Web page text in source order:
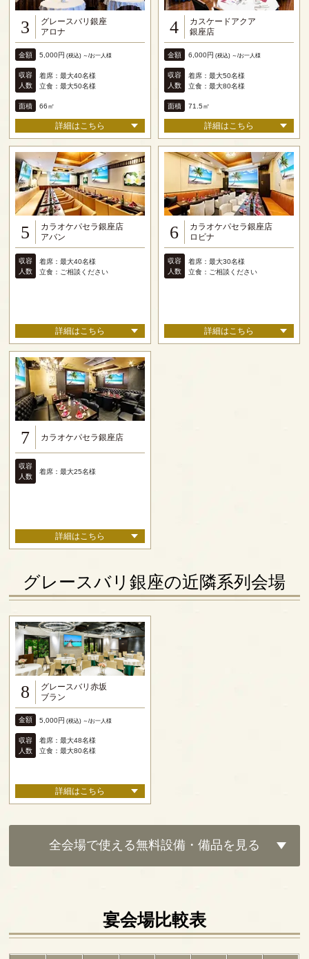
3
グレースバリ銀座
アロナ
金額 5,000円 (税込) ～/お一人様
収容
人数
着席：最大40名様
立食：最大50名様
面積 66㎡
詳細はこちら
4
カスケードアクア
銀座店
金額 6,000円 (税込) ～/お一人様
収容
人数
着席：最大50名様
立食：最大80名様
面積 71.5㎡
詳細はこちら
5
カラオケパセラ銀座店
アバン
収容
人数
着席：最大40名様
立食：ご相談ください
詳細はこちら
6
カラオケパセラ銀座店
ロビナ
収容
人数
着席：最大30名様
立食：ご相談ください
詳細はこちら
7 カラオケパセラ銀座店
収容
人数
着席：最大25名様
詳細はこちら
グレースバリ銀座の近隣系列会場
8
グレースバリ赤坂
ブラン
金額 5,000円 (税込) ～/お一人様
収容
人数
着席：最大48名様
立食：最大80名様
詳細はこちら
全会場で使える無料設備・備品を見る
宴会場比較表